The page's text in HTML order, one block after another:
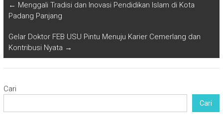
← Menggali Tradisi dan Inovasi Pendidikan Islam di Kota
Padang Panjang
Gelar Doktor FEB USU Pintu Menuju Karier Cemerlang dan
Kontribusi Nyata →
Cari
Cari